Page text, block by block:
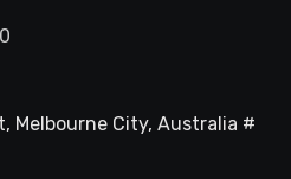
Melbourne City, Australia #